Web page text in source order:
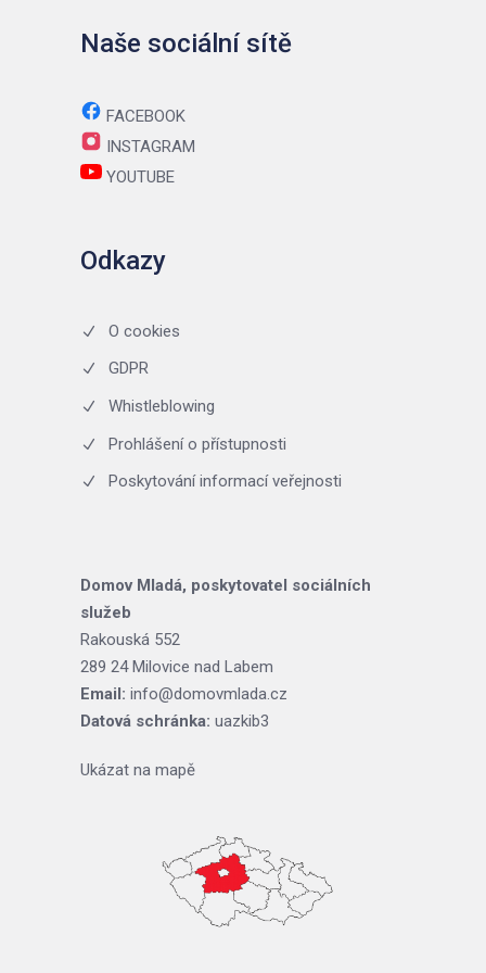
Naše sociální sítě
FACEBOOK
INSTAGRAM
YOUTUBE
Odkazy
O cookies
GDPR
Whistleblowing
Prohlášení o přístupnosti
Poskytování informací veřejnosti
Domov Mladá, poskytovatel sociálních
služeb
Rakouská 552
289 24 Milovice nad Labem
Email: info@domovmlada.cz
Datová schránka: uazkib3
Ukázat na mapě